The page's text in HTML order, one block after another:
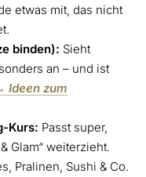
etwas mit, das nicht
binden): Sieht
an – und ist
Ideen zum
Kurs: Passt super,
Glam“ weiterzieht.
Pralinen, Sushi & Co.